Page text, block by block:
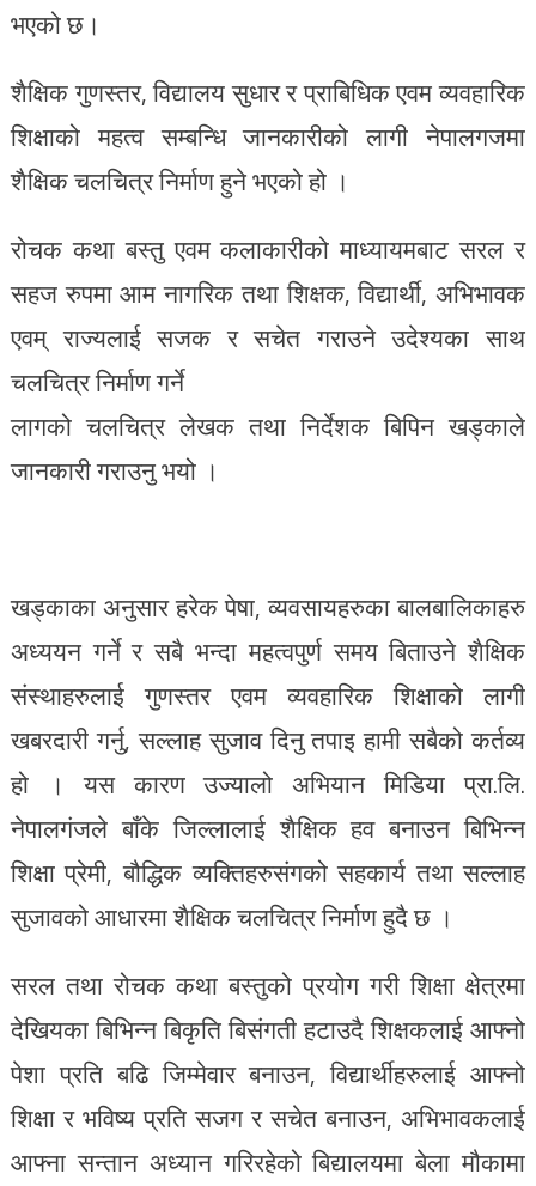
भएको छ।
शैक्षिक गुणस्तर, विद्यालय सुधार र प्राबिधिक एवम व्यवहारिक
शिक्षाको महत्व सम्बन्धि जानकारीको लागी नेपालगजमा
शैक्षिक चलचित्र निर्माण हुने भएको हो ।
रोचक कथा बस्तु एवम कलाकारीको माध्यायमबाट सरल र
सहज रुपमा आम नागरिक तथा शिक्षक, विद्यार्थी, अभिभावक
एवम् राज्यलाई सजक र सचेत गराउने उदेश्यका साथ
चलचित्र निर्माण गर्ने
लागको चलचित्र लेखक तथा निर्देशक बिपिन खड्काले
जानकारी गराउनु भयो ।
खड्काका अनुसार हरेक पेषा, व्यवसायहरुका बालबालिकाहरु
अध्ययन गर्ने र सबै भन्दा महत्वपुर्ण समय बिताउने शैक्षिक
संस्थाहरुलाई गुणस्तर एवम व्यवहारिक शिक्षाको लागी
खबरदारी गर्नु, सल्लाह सुजाव दिनु तपाइ हामी सबैको कर्तव्य
हो । यस कारण उज्यालो अभियान मिडिया प्रा.लि.
नेपालगंजले बाँके जिल्लालाई शैक्षिक हव बनाउन बिभिन्न
शिक्षा प्रेमी, बौद्धिक व्यक्तिहरुसंगको सहकार्य तथा सल्लाह
सुजावको आधारमा शैक्षिक चलचित्र निर्माण हुदै छ ।
सरल तथा रोचक कथा बस्तुको प्रयोग गरी शिक्षा क्षेत्रमा
देखियका बिभिन्न बिकृति बिसंगती हटाउदै शिक्षकलाई आफ्नो
पेशा प्रति बढि जिम्मेवार बनाउन, विद्यार्थीहरुलाई आफ्नो
शिक्षा र भविष्य प्रति सजग र सचेत बनाउन, अभिभावकलाई
आफ्ना सन्तान अध्यान गरिरहेको बिद्यालयमा बेला मौकामा